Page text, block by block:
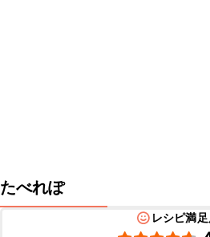
たべれぽ
レシピ満